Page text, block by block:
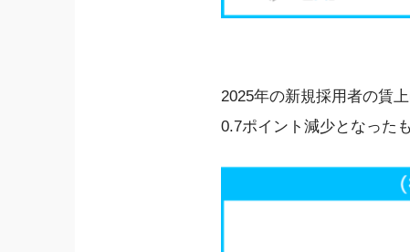
2025年の新規採用者の賃
0.7ポイント減少となった